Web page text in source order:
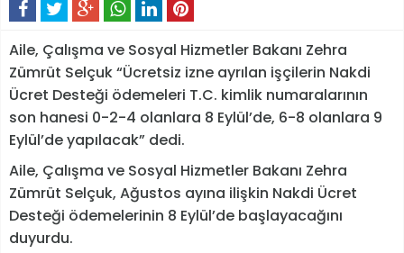
Aile, Çalışma ve Sosyal Hizmetler Bakanı Zehra
Zümrüt Selçuk​​​​​​​ “Ücretsiz izne ayrılan işçilerin Nakdi
Ücret Desteği ödemeleri T.C. kimlik numaralarının
son hanesi 0-2-4 olanlara 8 Eylül’de, 6-8 olanlara 9
Eylül’de yapılacak” dedi.
Aile, Çalışma ve Sosyal Hizmetler Bakanı Zehra
Zümrüt Selçuk, Ağustos ayına ilişkin Nakdi Ücret
Desteği ödemelerinin 8 Eylül’de başlayacağını
duyurdu.